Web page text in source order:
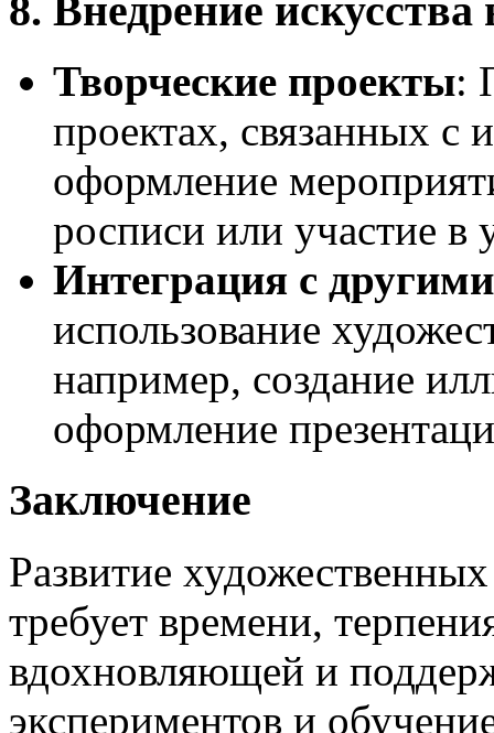
8. Внедрение
Творческие проекты:
проектах, связанных с
оформление
росписи или участие в
Интеграция с
использование
например, создание
оформление
Заключение
Развитие
требует времени,
вдохновляющей и
экспериментов и